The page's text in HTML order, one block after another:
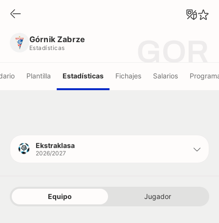
Górnik Zabrze
Estadísticas
Plantilla Estadísticas Fichajes Salarios
Ekstraklasa
2026/2027
Equipo Jugador